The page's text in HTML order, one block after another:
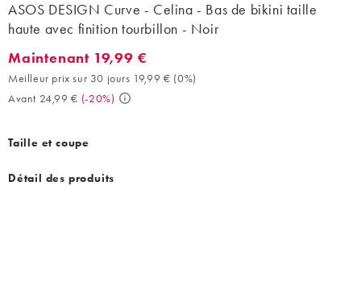
ASOS DESIGN Curve - Celina - Bas de bikini taille
haute avec finition tourbillon - Noir
Maintenant 19,99 €. Meilleur prix sur 30 jours 19,99 € (0%).
Maintenant 19,99 €
Meilleur prix sur 30 jours 19,99 € (0%)
Avant 24,99 € (-20%)
Taille et coupe
Détail des produits